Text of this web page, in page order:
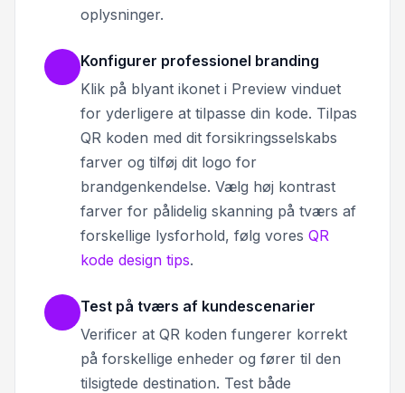
oplysninger.
Konfigurer professionel branding
Klik på blyant ikonet i Preview vinduet
for yderligere at tilpasse din kode. Tilpas
QR koden med dit forsikringsselskabs
farver og tilføj dit logo for
brandgenkendelse. Vælg høj kontrast
farver for pålidelig skanning på tværs af
forskellige lysforhold, følg vores QR
kode design tips.
Test på tværs af kundescenarier
Verificer at QR koden fungerer korrekt
på forskellige enheder og fører til den
tilsigtede destination. Test både